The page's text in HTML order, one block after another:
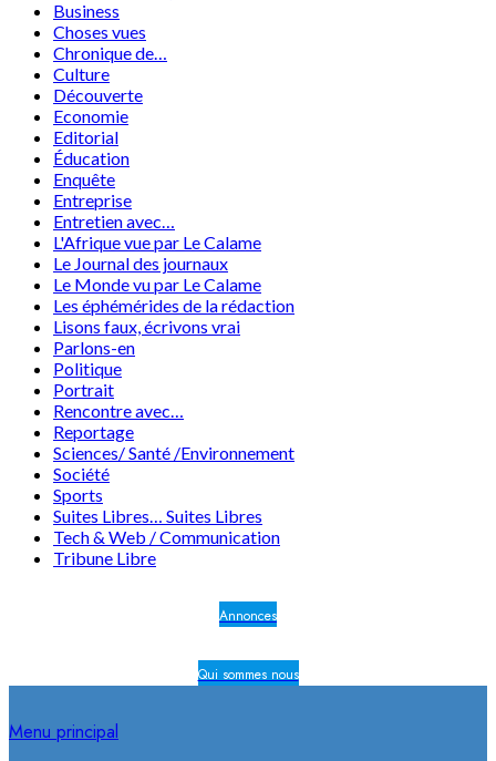
Business
Choses vues
Chronique de…
Culture
Découverte
Economie
Editorial
Éducation
Enquête
Entreprise
Entretien avec…
L'Afrique vue par Le Calame
Le Journal des journaux
Le Monde vu par Le Calame
Les éphémérides de la rédaction
Lisons faux, écrivons vrai
Parlons-en
Politique
Portrait
Rencontre avec…
Reportage
Sciences/ Santé /Environnement
Société
Sports
Suites Libres… Suites Libres
Tech & Web / Communication
Tribune Libre
Annonces
Qui sommes nous
Menu principal